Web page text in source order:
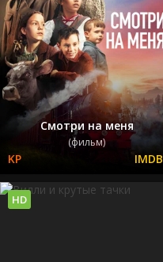
Смотри на меня
(фильм)
HD